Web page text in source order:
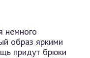
немного
образ яркими
придут брюки